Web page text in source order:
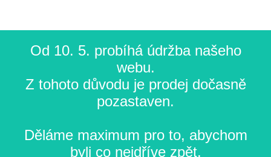
Od 10. 5. probíhá údržba našeho
webu.
Z tohoto důvodu je prodej dočasně
pozastaven.
Děláme maximum pro to, abychom
byli co nejdříve zpět.